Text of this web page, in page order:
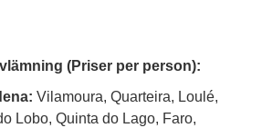
(Priser per person):
Vilamoura, Quarteira, Loulé,
Lobo, Quinta do Lago, Faro,